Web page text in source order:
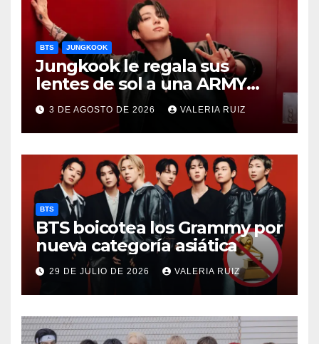
BTS JUNGKOOK
Jungkook le regala sus
lentes de sol a una ARMY
durante concierto de BTS
3 DE AGOSTO DE 2026 VALERIA RUIZ
BTS
BTS boicotea los Grammy por
nueva categoría asiática
29 DE JULIO DE 2026 VALERIA RUIZ